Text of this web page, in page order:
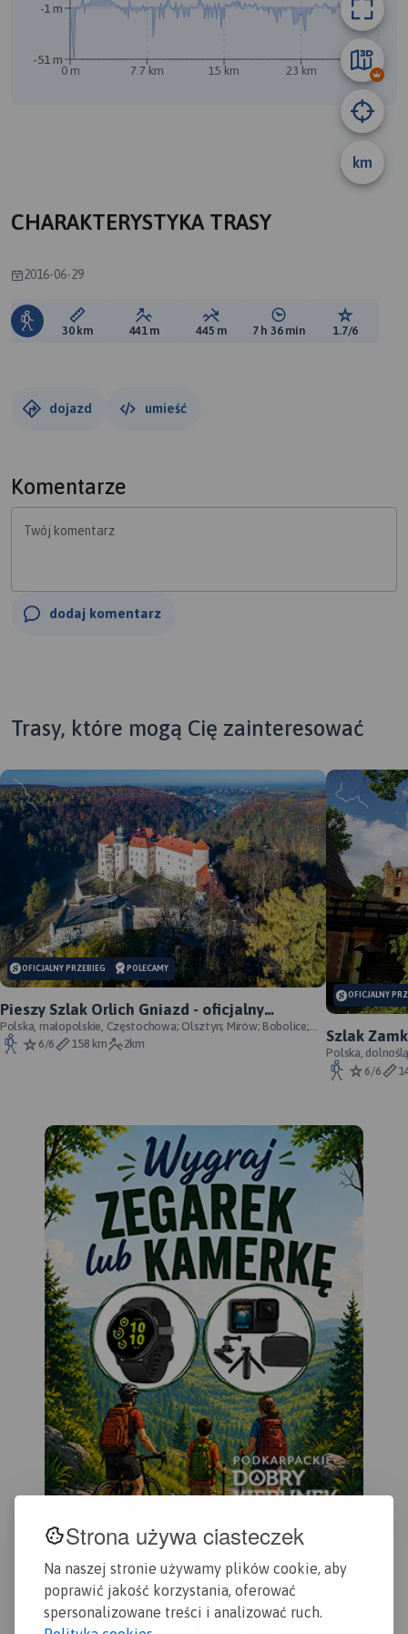
Strona używa ciasteczek
Na naszej stronie używamy plików cookie, aby
poprawić jakość korzystania, oferować
spersonalizowane treści i analizować ruch.
km
0 m 7.7 km 15 km 23 km 30 km
-51 m
-1 m
CHARAKTERYSTYKA TRASY
2016-06-29
Długość trasy:
30 km Suma przewyższeń:
441 m Suma spadków:
445 m Średni czas potrzebny
7 h 36 min Ocena
1.7/6
dojazd umieść
Komentarze
Twój komentarz
dodaj komentarz
Trasy, które mogą Cię zainteresować
OFICJALNY PRZEBIEG POLECAMY
Pieszy Szlak Orlich Gniazd - oficjalny
przebieg szlaku
Polska, małopolskie, Częstochowa; Olsztyn; Mirów; Bobolice;
Morsko; Ogrodzieniec; Pilica; Smoleń; By
6/6 158 km 2km
OFICJALNY
Szlak
przebieg
Polska,
Śląskie, powiat
6/6